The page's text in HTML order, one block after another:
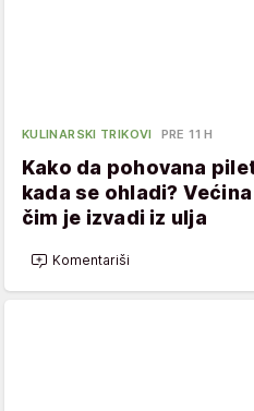
KULINARSKI TRIKOVI PRE 11 H
Kako da pohovana
kada se ohladi?
čim je izvadi iz ulja
Komentariši